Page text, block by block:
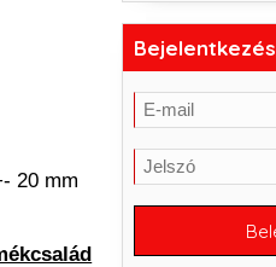
20 mm
Bejelentkezés